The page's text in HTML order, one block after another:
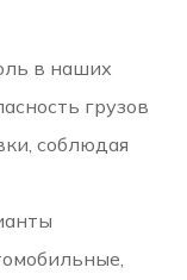
в наших
грузов
соблюдая